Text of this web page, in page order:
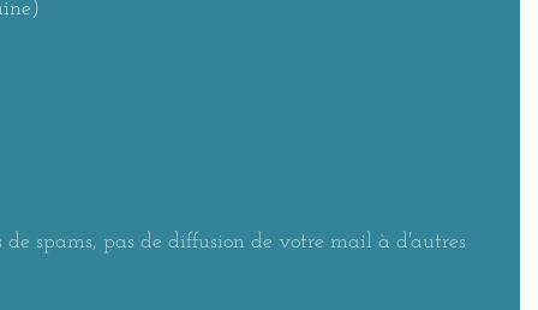
de spams, pas de diffusion de votre mail à d'autres